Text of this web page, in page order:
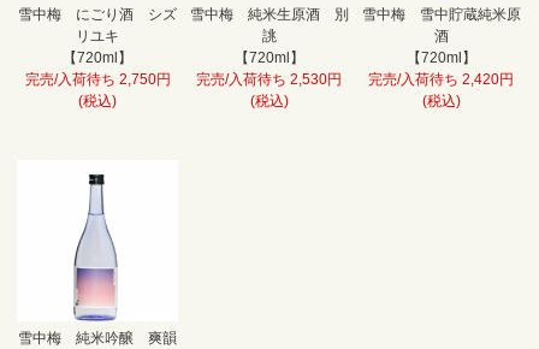
雪中梅 にごり酒 シズ
リユキ
【720ml】
完売/入荷待ち 2,750円
(税込)
雪中梅 純米生原酒 別
誂
【720ml】
完売/入荷待ち 2,530円
(税込)
雪中梅 雪中貯蔵純米原
酒
【720ml】
完売/入荷待ち 2,420円
(税込)
雪中梅 純米吟醸 爽韻